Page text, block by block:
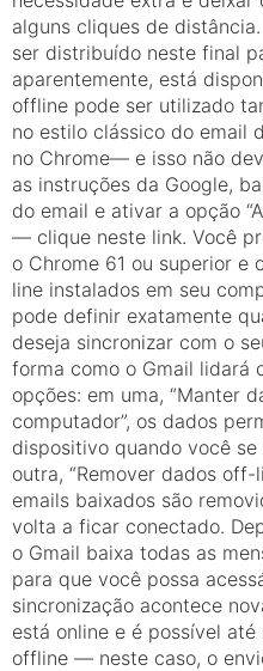
alguns cliques de
ser distribuído neste final
aparentemente, está
offline pode ser utilizado
no estilo clássico do email
no Chrome— e isso não
as instruções da Google,
do email e ativar a opção
— clique neste link. Você
o Chrome 61 ou superior
line instalados em seu
pode definir exatamente
deseja sincronizar com o
forma como o Gmail lidará
opções: em uma, “Manter
computador”, os dados
dispositivo quando você
outra, “Remover dados
emails baixados são
volta a ficar conectado.
o Gmail baixa todas as
para que você possa
sincronização acontece
está online e é possível até
offline — neste caso, o